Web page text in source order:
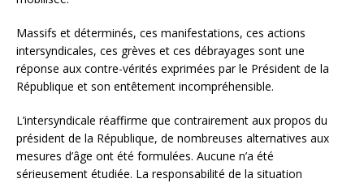
Massifs et déterminés, ces manifestations, ces actions
intersyndicales, ces grèves et ces débrayages sont une
réponse aux contre-vérités exprimées par le Président de la
République et son entêtement incompréhensible.
L’intersyndicale réaffirme que contrairement aux propos du
président de la République, de nombreuses alternatives aux
mesures d’âge ont été formulées. Aucune n’a été
sérieusement étudiée. La responsabilité de la situation